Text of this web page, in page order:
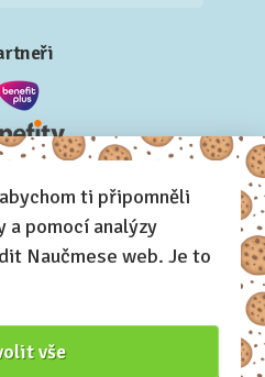
ti připomněli
a pomocí analýzy
Naučmese web. Je to
vše